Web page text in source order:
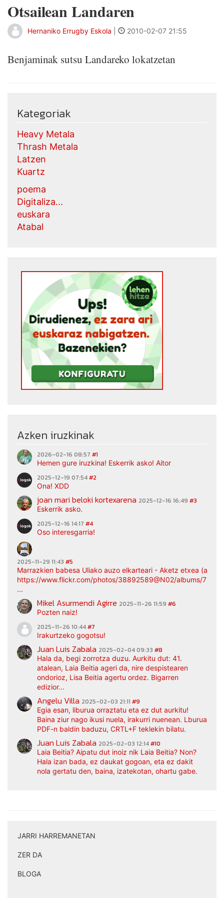
Otsailean Landaren
Hernaniko Errugby Eskola 2010-02-07 21:55
Benjaminak sutsu Landareko lokatzetan
Kategoriak
Heavy Metala
Thrash Metala
Latzen
Kuartz
poema
Digitaliza...
euskara
Atabal
Azken iruzkinak
2026-02-16 08:57 #1
Hemen gure iruzkina! Eskerrik asko! Aitor
2025-12-19 07:54#2
Ona! XDD
joan mari beloki kortexarena 2025-12-16 16:49 #3
Eskerrik asko.
2025-12-16 14:17 #4
Oso interesgarria!
2025-11-29 11:43 #5
Marrazkien babesa Uliako auzo elkarteari - Aketz etxea
https://www.flickr.com/photos/38892589@N02/albums/
...
Mikel Asurmendi Agirre 2025-11-26 11:59 #6
Pozten naiz!
2025-11-26 10:44#7
Irakurtzeko gogotsu!
Juan Luis Zabala 2025-02-04 09:33 #8
Hala da, begi zorrotza duzu. Aurkitu dut: 41.
atalean, Laia Beitia ageri da, nire despistearen
ondorioz, Lisa Beitia agertu ordez. Bigarren
edizior...
Angelu Villa 2025-02-03 21:11 #9
Egia esan, liburua orraztatu eta ez dut aurkitu!
Baina ziur nago ikusi nuela, irakurri nuenean. Lburua
PDF-n baldin baduzu, CRTL+F teklekin bilatu.
Juan Luis Zabala 2025-02-03 12:14#10
Laia Beitia? Aipatu dut inoiz nik Laia Beitia? Non?
Hala izan bada, ez daukat gogoan, eta ez dakit
nola gertatu den, baina, izatekotan, ohartu gabe.
JARRI HARREMANETAN
ZER DA
BLOGA